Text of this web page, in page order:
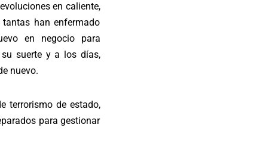
en caliente,
han enfermado
en negocio para
suerte y a los días,
nuevo.
terrorismo de estado,
para gestionar